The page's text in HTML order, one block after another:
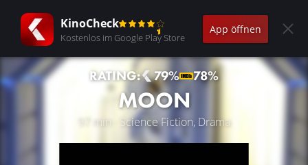
KinoCheck
Kostenlos im Google Play Store
App öffnen
RATING: 79% 78%
MOON
97 min · Science Fiction, Drama